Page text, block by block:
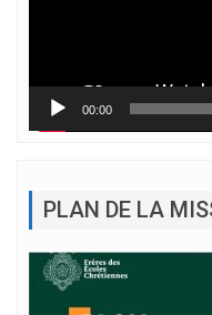
00:00
PLAN DE LA